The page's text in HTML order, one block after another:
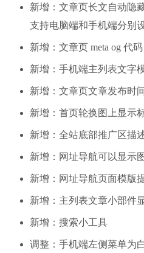
新增：文章页长文自动隐
支持电脑端和手机端分别
新增：文章页 meta og 代
新增：手机端主列表文字
新增：文章页文章发布时
新增：首页轮换图上显示
新增：全站底部推广区描
新增：网址导航可以显示
新增：网址导航页面模版
新增：主列表文章小部件
新增：搜索小工具
调整：手机端左侧菜单为